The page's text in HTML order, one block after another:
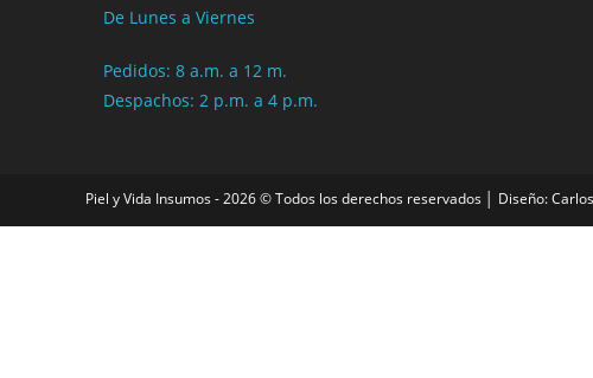
De Lunes a Viernes
Pedidos: 8 a.m. a 12 m.
Despachos: 2 p.m. a 4 p.m.
Piel y Vida Insumos - 2026 © Todos los derechos reservados │ Diseño: